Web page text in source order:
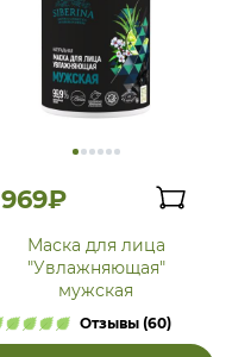
969₽
Маска для лица
"Увлажняющая"
мужская
Отзывы (60)